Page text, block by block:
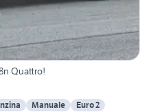
Quattro!
Manuale
Euro 2